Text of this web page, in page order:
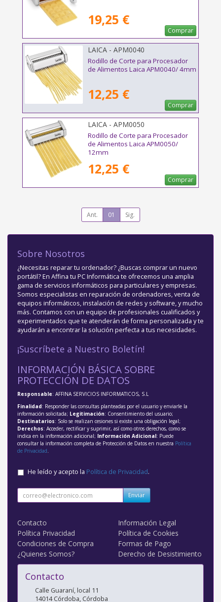
19,25 €
Comprar
LAICA - APM0040
Rodillo de Corte para Procesador
de Alimentos Laica APM0040/ 4mm
12,25 €
Comprar
LAICA - APM0050
Rodillo de Corte para Procesador
de Alimentos Laica APM0050/
12mm
12,25 €
Comprar
Ant. 01 Sig.
Sobre Nosotros
¿Necesitas reparar tu ordenador? ¿Buscas comprar un nuevo
portátil? En Affina tu PC Informática te ofrecemos una amplia
gama de servicios informáticos para particulares y empresas.
Somos especialistas en reparación de ordenadores, venta de
equipos informáticos, instalación de redes y software, y mucho
más. Contamos con un equipo de profesionales cualificados y
experimentados que te atenderán de forma personalizada y te
ayudarán a encontrar la solución perfecta a tus necesidades.
¡Suscríbete a Nuestro Boletín!
INFORMACIÓN BÁSICA SOBRE
PROTECCIÓN DE DATOS
Responsable: AFFINA SERVICIOS INFORMATICOS, S.L
Finalidad: Responder las consultas planteadas por el usuario y enviarle la
información solicitada; Legitimación: Consentimiento del usuario;
Destinatarios: Solo se realizan cesiones si existe una obligación legal;
Derechos: Acceder, rectificar y suprimir, así como otros derechos, como se
indica en la información adicional; Información Adicional: Puede
consultar la información completa de Protección de Datos en nuestra Política
de Privacidad.
He leído y acepto la Política de Privacidad.
Enviar
Contacto
Información Legal
Política Privacidad
Política de Cookies
Condiciones de Compra
Formas de Pago
¿Quienes Somos?
Derecho de Desistimiento
Contacto
Calle Guaraní, local 11
14014 Córdoba, Córdoba